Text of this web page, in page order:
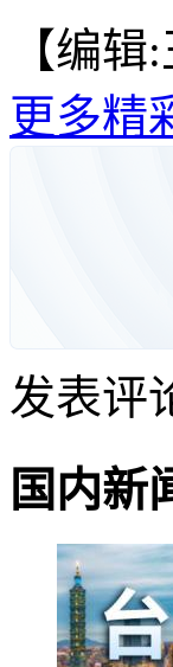
【编辑:
更多精
发表评
国内新